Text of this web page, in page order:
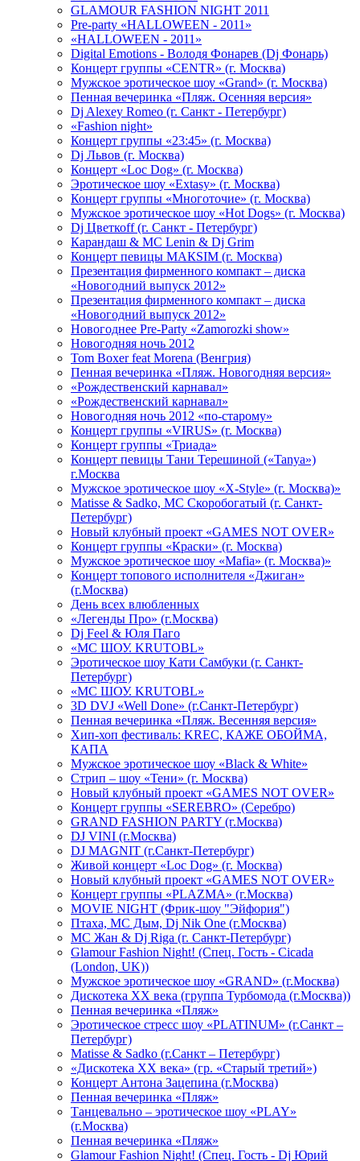
GLAMOUR FASHION NIGHT 2011
Pre-party «HALLOWEEN - 2011»
«HALLOWEEN - 2011»
Digital Emotions - Володя Фонарев (Dj Фонарь)
Концерт группы «CENTR» (г. Москва)
Мужское эротическое шоу «Grand» (г. Москва)
Пенная вечеринка «Пляж. Осенняя версия»
Dj Alexey Romeo (г. Санкт - Петербург)
«Fashion night»
Концерт группы «23:45» (г. Москва)
Dj Львов (г. Москва)
Концерт «Loc Dog» (г. Москва)
Эротическое шоу «Extasy» (г. Москва)
Концерт группы «Многоточие» (г. Москва)
Мужское эротическое шоу «Hot Dogs» (г. Москва)
Dj Цветкоff (г. Санкт - Петербург)
Карандаш & МС Lenin & Dj Grim
Концерт певицы МАКSIМ (г. Москва)
Презентация фирменного компакт – диска
«Новогодний выпуск 2012»
Презентация фирменного компакт – диска
«Новогодний выпуск 2012»
Новогоднее Pre-Party «Zamorozki show»
Новогодняя ночь 2012
Tom Boxer feat Morena (Венгрия)
Пенная вечеринка «Пляж. Новогодняя версия»
«Рождественский карнавал»
«Рождественский карнавал»
Новогодняя ночь 2012 «по-старому»
Концерт группы «VIRUS» (г. Москва)
Концерт группы «Триада»
Концерт певицы Тани Терешиной («Tanya»)
г.Москва
Мужское эротическое шоу «X-Style» (г. Москва)»
Matissе & Sadko, MC Скоробогатый (г. Санкт-
Петербург)
Новый клубный проект «GAMES NOT OVER»
Концерт группы «Краски» (г. Москва)
Мужское эротическое шоу «Mafia» (г. Москва)»
Концерт топового исполнителя «Джиган»
(г.Москва)
День всех влюбленных
«Легенды Про» (г.Москва)
Dj Feel & Юля Паго
«МС ШОУ. KRUTOBL»
Эротическое шоу Кати Самбуки (г. Санкт-
Петербург)
«МС ШОУ. KRUTOBL»
3D DVJ «Well Done» (г.Санкт-Петербург)
Пенная вечеринка «Пляж. Весенняя версия»
Хип-хоп фестиваль: KREC, КАЖЕ ОБОЙМА,
КАПА
Мужское эротическое шоу «Black & White»
Стрип – шоу «Тени» (г. Москва)
Новый клубный проект «GAMES NOT OVER»
Концерт группы «SEREBRO» (Серебро)
GRAND FASHION PARTY (г.Москва)
DJ VINI (г.Москва)
DJ MAGNIT (г.Санкт-Петербург)
Живой концерт «Loc Dog» (г. Москва)
Новый клубный проект «GAMES NOT OVER»
Концерт группы «PLAZMA» (г.Москва)
MOVIE NIGHT (Фрик-шоу "Эйфория")
Птаха, МС Дым, Dj Nik One (г.Москва)
МС Жан & Dj Riga (г. Санкт-Петербург)
Glamour Fashion Night! (Спец. Гость - Cicada
(London, UK))
Мужское эротическое шоу «GRAND» (г.Москва)
Дискотека XX века (группа Турбомода (г.Москва))
Пенная вечеринка «Пляж»
Эротическое стресс шоу «PLATINUM» (г.Санкт –
Петербург)
Matisse & Sadko (г.Санкт – Петербург)
«Дискотека ХХ века» (гр. «Старый третий»)
Концерт Антона Зацепина (г.Москва)
Пенная вечеринка «Пляж»
Танцевально – эротическое шоу «PLAY»
(г.Москва)
Пенная вечеринка «Пляж»
Glamour Fashion Night! (Спец. Гость - Dj Юрий